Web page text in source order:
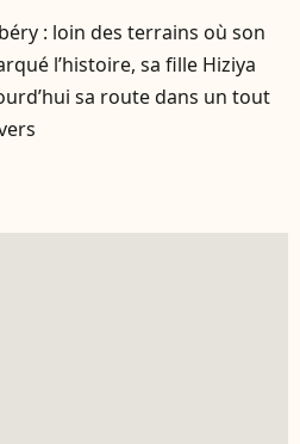
: loin des terrains où son
l’histoire, sa fille Hiziya
sa route dans un tout